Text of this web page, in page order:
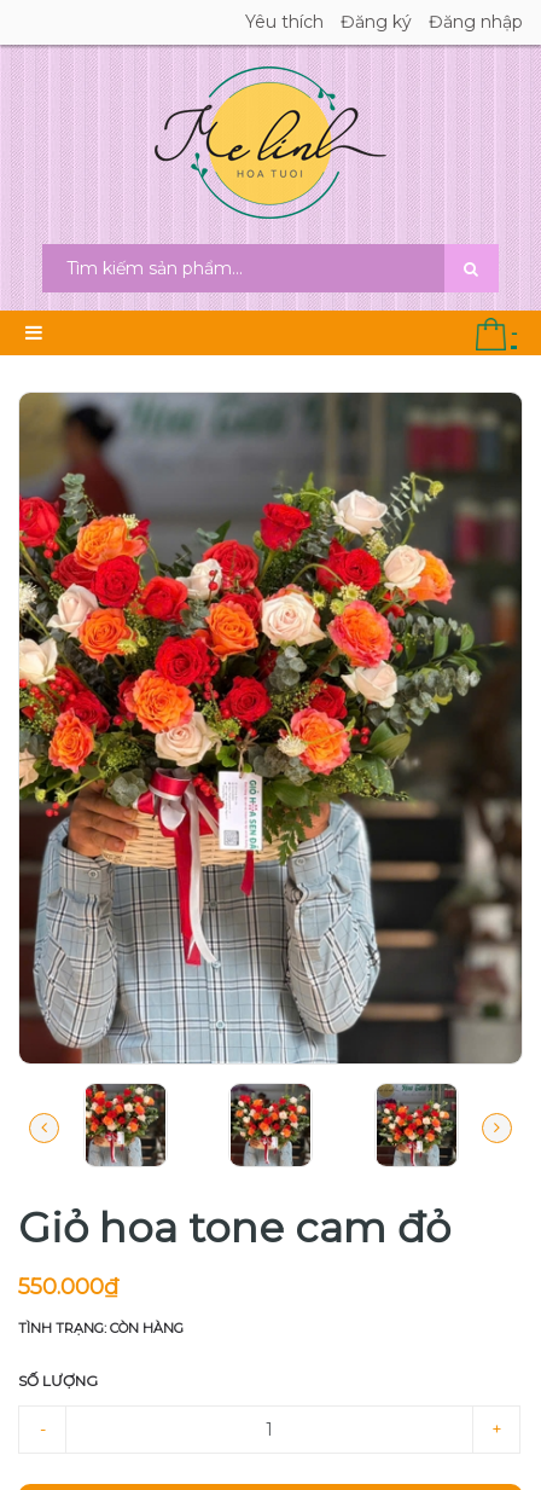
Yêu thích Đăng ký Đăng nhập
-
Giỏ hoa tone cam đỏ
550.000₫
TÌNH TRẠNG: CÒN HÀNG
SỐ LƯỢNG
- +